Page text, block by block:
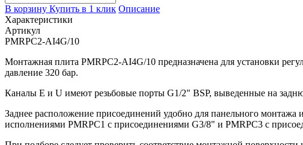
В корзину Купить в 1 клик Описание
Характеристики
Артикул
PMRPC2-AI4G/10
Монтажная плита PMRPC2-AI4G/10 предназначена для установки
давление 320 бар.
Каналы E и U имеют резьбовые порты G1/2" BSP, выведенные на
Заднее расположение присоединений удобно для панельного
исполнениями PMRPC1 с присоединениями G3/8" и PMRPC3 с